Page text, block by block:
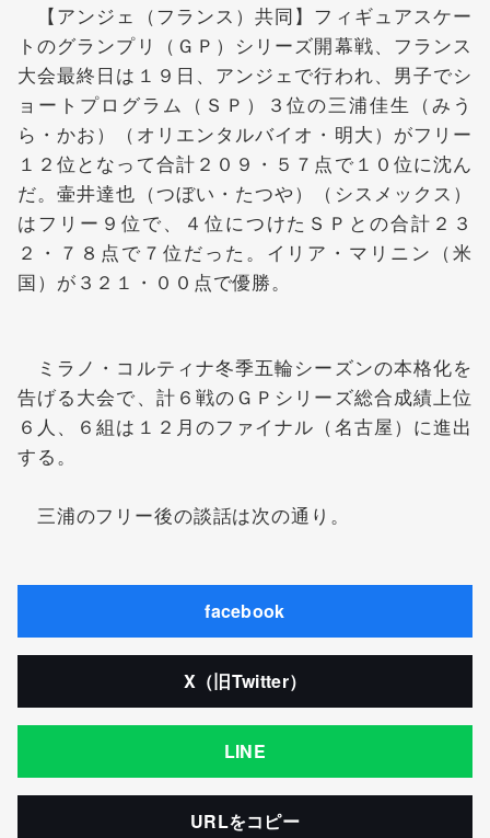
【アンジェ（フランス）共同】フィギュアスケー
トのグランプリ（ＧＰ）シリーズ開幕戦、フランス
大会最終日は１９日、アンジェで行われ、男子でシ
ョートプログラム（ＳＰ）３位の三浦佳生 （みう
ら・かお）（オリエンタルバイオ・明大）がフリー
１２位となって合計２０９・５７点で１０位に沈ん
だ。壷井達也 （つぼい・たつや）（シスメックス）
はフリー９位で、４位につけたＳＰとの合計２３
２・７８点で７位だった。イリア・マリニン（米
国）が３２１・００点で優勝。
ミラノ・コルティナ冬季五輪シーズンの本格化を
告げる大会で、計６戦のＧＰシリーズ総合成績上位
６人、６組は１２月のファイナル（名古屋）に進出
する。
三浦のフリー後の談話は次の通り。
facebook
X（旧Twitter）
LINE
URLをコピー